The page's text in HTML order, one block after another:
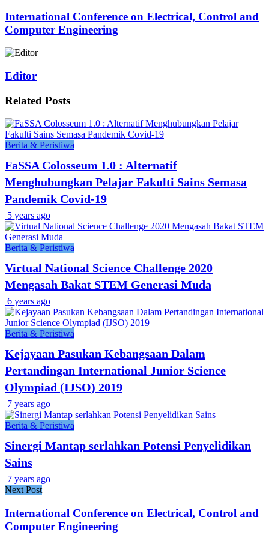
International Conference on Electrical, Control and
Computer Engineering
Editor
Related Posts
Berita & Peristiwa
FaSSA Colosseum 1.0 : Alternatif
Menghubungkan Pelajar Fakulti Sains Semasa
Pandemik Covid-19
5 years ago
Berita & Peristiwa
Virtual National Science Challenge 2020
Mengasah Bakat STEM Generasi Muda
6 years ago
Berita & Peristiwa
Kejayaan Pasukan Kebangsaan Dalam
Pertandingan International Junior Science
Olympiad (IJSO) 2019
7 years ago
Berita & Peristiwa
Sinergi Mantap serlahkan Potensi Penyelidikan
Sains
7 years ago
Next Post
International Conference on Electrical, Control and
Computer Engineering